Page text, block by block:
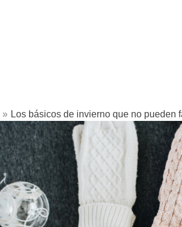
Los básicos de invierno que no pueden